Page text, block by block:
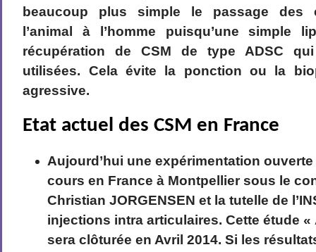
beaucoup plus simple le passage des
l’animal à l’homme puisqu’une simple
récupération de CSM de type ADSC
utilisées. Cela évite la ponction ou la
agressive.
Etat actuel des CSM en France
Aujourd’hui une expérimentation
cours en France à Montpellier sous le
Christian JORGENSEN et la tutelle de
injections intra articulaires. Cette étude «
sera clôturée en Avril 2014. Si les